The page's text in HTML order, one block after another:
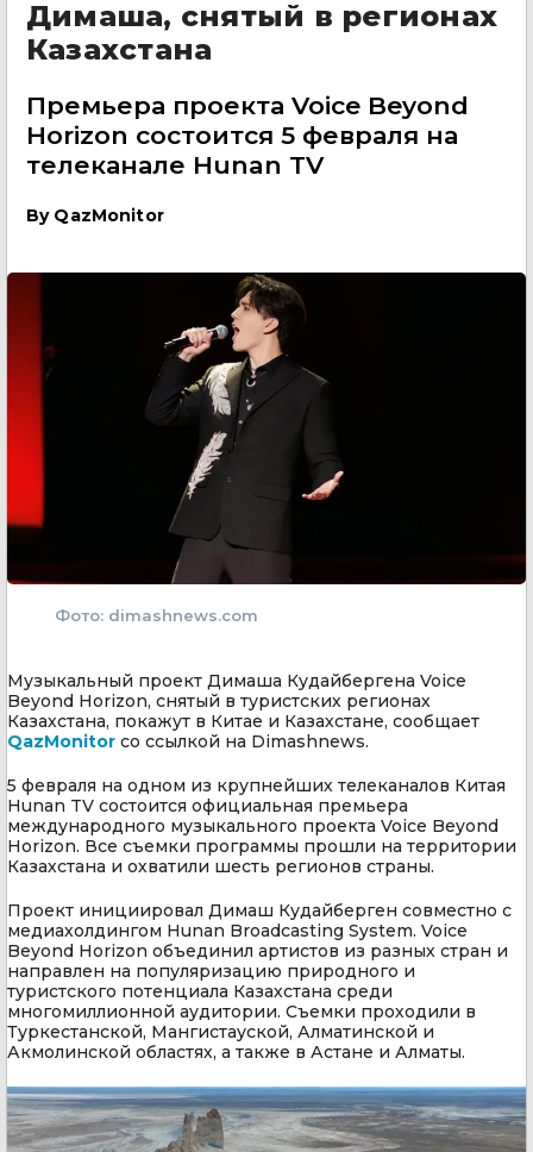
Димаша, снятый в регионах
Казахстана
Премьера проекта Voice Beyond
Horizon состоится 5 февраля на
телеканале Hunan TV
By QazMonitor
Фото: dimashnews.com
Музыкальный проект Димаша Кудайбергена Voice
Beyond Horizon, снятый в туристских регионах
Казахстана, покажут в Китае и Казахстане, сообщает
QazMonitor со ссылкой на Dimashnews.
5 февраля на одном из крупнейших телеканалов Китая
Hunan TV состоится официальная премьера
международного музыкального проекта Voice Beyond
Horizon. Все съемки программы прошли на территории
Казахстана и охватили шесть регионов страны.
Проект инициировал Димаш Кудайберген совместно с
медиахолдингом Hunan Broadcasting System. Voice
Beyond Horizon объединил артистов из разных стран и
направлен на популяризацию природного и
туристского потенциала Казахстана среди
многомиллионной аудитории. Съемки проходили в
Туркестанской, Мангистауской, Алматинской и
Акмолинской областях, а также в Астане и Алматы.